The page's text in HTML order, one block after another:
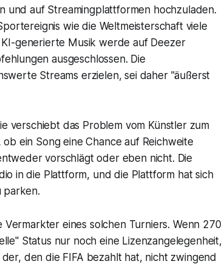
und auf Streamingplattformen hochzuladen.
wie die Weltmeisterschaft viele
generierte Musik werde auf Deezer
ausgeschlossen. Die
Streams erzielen, sei daher "äußerst
verschiebt das Problem vom Künstler zum
ein Song eine Chance auf Reichweite
vorschlägt oder eben nicht. Die
in die Plattform, und die Plattform hat sich
parken.
eines solchen Turniers. Wenn 270
Status nur noch eine Lizenzangelegenheit,
den die FIFA bezahlt hat, nicht zwingend